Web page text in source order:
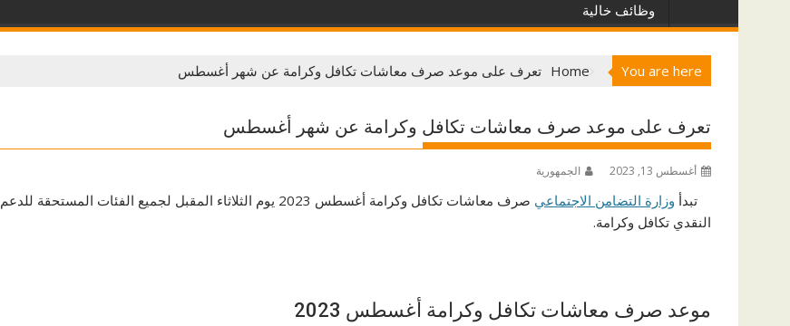
وظائف خالية
You are here
Home تعرف على موعد صرف معاشات تكافل وكرامة عن شهر أغسطس
تعرف على موعد صرف معاشات تكافل وكرامة عن شهر أغسطس
أغسطس 13, 2023 الجمهورية
تبدأ وزارة التضامن الاجتماعي
صرف معاشات تكافل وكرامة أغسطس 2023 يوم الثلاثاء المقبل لجميع الفئات المستحقة للدعم
النقدي تكافل وكرامة.
موعد صرف معاشات تكافل وكرامة أغسطس 2023